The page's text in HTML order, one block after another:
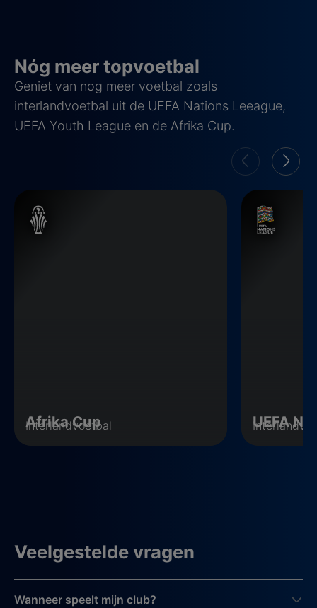
Nóg meer topvoetbal
Geniet van nog meer voetbal zoals
interlandvoetbal uit de UEFA Nations Leeague,
UEFA Youth League en de Afrika Cup.
Afrika Cup
Interlandvoetbal
UEFA
UEFA
Veelgestelde vragen
Wanneer speelt mijn club?